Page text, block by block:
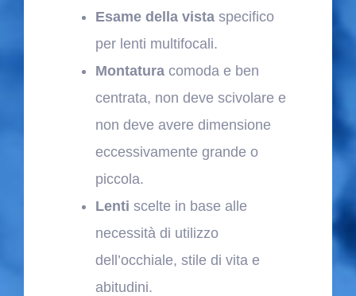
Esame della vistaspecifico
per lenti multifocali.
Montaturacomoda e ben
centrata, non deve scivolare e
non deve avere dimensione
eccessivamente grande o
piccola.
Lenti scelte in base alle
necessità di utilizzo
dell’occhiale, stile di vita e
abitudini.